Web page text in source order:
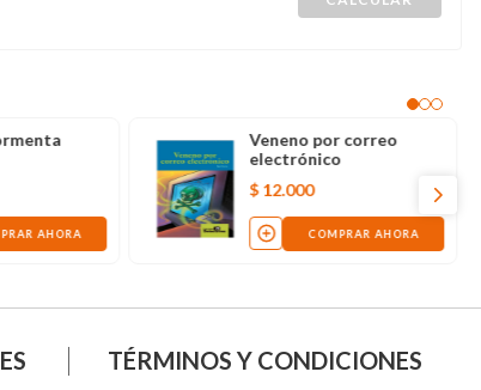
AHORA
Veneno por correo
electrónico
$ 12.000
COMPRAR AHORA
TÉRMINOS Y CONDICIONES